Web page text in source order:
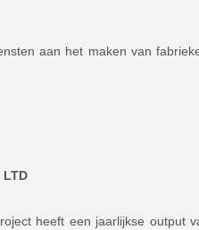
aan het maken van
LTD
heeft een jaarlijkse output